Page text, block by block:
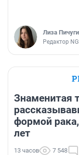
Лиза
Редактор
Знаменитая
формой
лет
13 часов 7 548